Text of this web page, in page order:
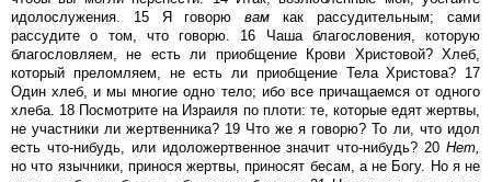
идолослужения. 15 Я говорю вам как рассудительным; сами
рассудите о том, что говорю. 16 Чаша благословения, которую
благословляем, не есть ли приобщение Крови Христовой? Хлеб,
который преломляем, не есть ли приобщение Тела Христова? 17
Один хлеб, и мы многие одно тело; ибо все причащаемся от одного
хлеба. 18 Посмотрите на Израиля по плоти: те, которые едят жертвы,
не участники ли жертвенника? 19 Что же я говорю? То ли, что идол
есть что-нибудь, или идоложертвенное значит что-нибудь? 20 Нет,
но что язычники, принося жертвы, приносят бесам, а не Богу. Но я не